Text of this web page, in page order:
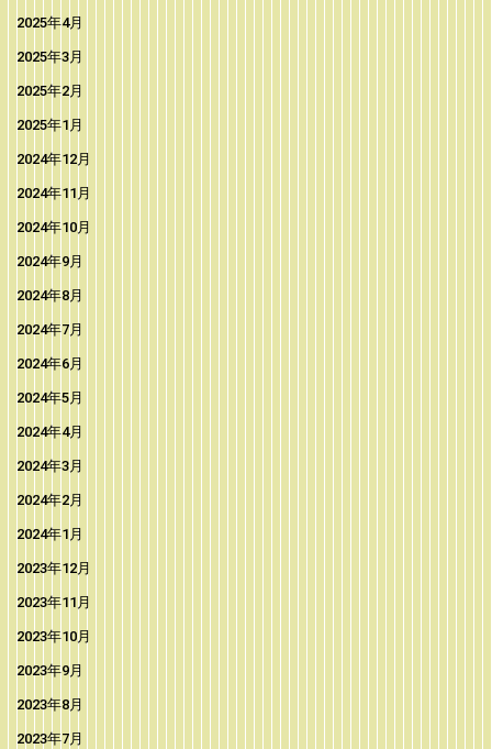
2025年4月
2025年3月
2025年2月
2025年1月
2024年12月
2024年11月
2024年10月
2024年9月
2024年8月
2024年7月
2024年6月
2024年5月
2024年4月
2024年3月
2024年2月
2024年1月
2023年12月
2023年11月
2023年10月
2023年9月
2023年8月
2023年7月